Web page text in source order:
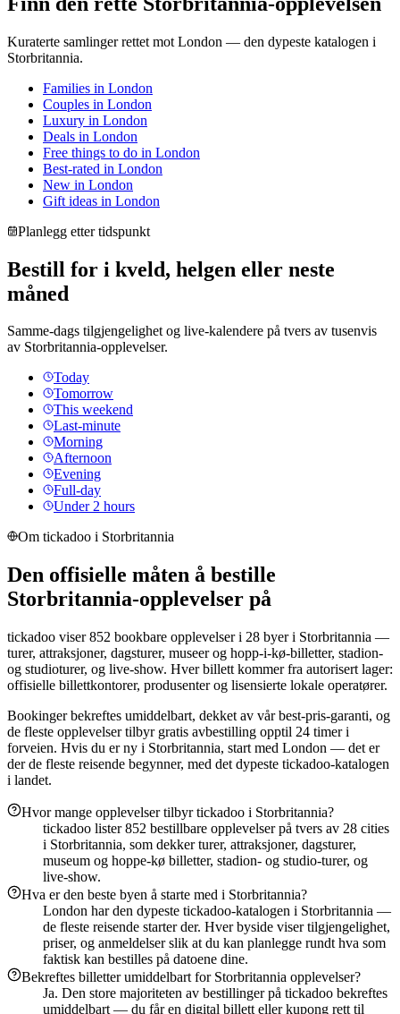
Kuraterte samlinger rettet mot London — den dypeste katalogen i
Storbritannia.
Families in London
Couples in London
Luxury in London
Deals in London
Free things to do in London
Best-rated in London
New in London
Gift ideas in London
Planlegg etter tidspunkt
Bestill for i kveld, helgen eller neste
måned
Samme-dags tilgjengelighet og live-kalendere på tvers av tusenvis
av Storbritannia-opplevelser.
Today
Tomorrow
This weekend
Last-minute
Morning
Afternoon
Evening
Full-day
Under 2 hours
Om tickadoo i Storbritannia
Den offisielle måten å bestille
Storbritannia-opplevelser på
tickadoo viser 852 bookbare opplevelser i 28 byer i Storbritannia —
turer, attraksjoner, dagsturer, museer og hopp-i-kø-billetter, stadion-
og studioturer, og live-show. Hver billett kommer fra autorisert lager:
offisielle billettkontorer, produsenter og lisensierte lokale operatører.
Bookinger bekreftes umiddelbart, dekket av vår best-pris-garanti, og
de fleste opplevelser tilbyr gratis avbestilling opptil 24 timer i
forveien. Hvis du er ny i Storbritannia, start med London — det er
der de fleste reisende begynner, med det dypeste tickadoo-katalogen
i landet.
Hvor mange opplevelser tilbyr tickadoo i Storbritannia?
tickadoo lister 852 bestillbare opplevelser på tvers av 28 cities
i Storbritannia, som dekker turer, attraksjoner, dagsturer,
museum og hoppe-kø billetter, stadion- og studio-turer, og
live-show.
Hva er den beste byen å starte med i Storbritannia?
London har den dypeste tickadoo-katalogen i Storbritannia —
de fleste reisende starter der. Hver byside viser tilgjengelighet,
priser, og anmeldelser slik at du kan planlegge rundt hva som
faktisk kan bestilles på datoene dine.
Bekreftes billetter umiddelbart for Storbritannia opplevelser?
Ja. Den store majoriteten av bestillinger på tickadoo bekreftes
umiddelbart — du får en digital billett eller kupong rett til